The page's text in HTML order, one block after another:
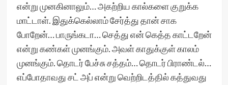
என்று முனகினாலும்… அகற்றிய கால்களை குறுக்க
மாட்டாள். இதுக்கெல்லாம் சேர்த்து தான் சாக
போறேன்… பாருங்கடா… செத்து என் கெத்த காட்டறேன்
என்று கண்கள் முனங்கும். அவள் காதுக்குள் காலம்
முனங்கும். தொடர் பேச்சு சத்தம்… தொடர் பிராண்டல்…
எப்போதாவது சட் அப் என்று வெற்றிடத்தில் கத்துவது